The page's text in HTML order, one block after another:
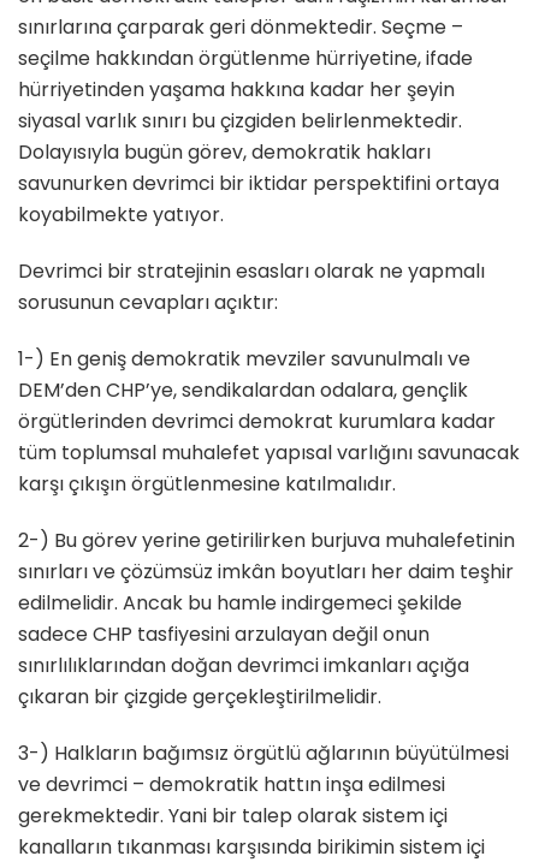
sınırlarına çarparak geri dönmektedir. Seçme –
seçilme hakkından örgütlenme hürriyetine, ifade
hürriyetinden yaşama hakkına kadar her şeyin
siyasal varlık sınırı bu çizgiden belirlenmektedir.
Dolayısıyla bugün görev, demokratik hakları
savunurken devrimci bir iktidar perspektifini ortaya
koyabilmekte yatıyor.
Devrimci bir stratejinin esasları olarak ne yapmalı
sorusunun cevapları açıktır:
1-) En geniş demokratik mevziler savunulmalı ve
DEM’den CHP’ye, sendikalardan odalara, gençlik
örgütlerinden devrimci demokrat kurumlara kadar
tüm toplumsal muhalefet yapısal varlığını savunacak
karşı çıkışın örgütlenmesine katılmalıdır.
2-) Bu görev yerine getirilirken burjuva muhalefetinin
sınırları ve çözümsüz imkân boyutları her daim teşhir
edilmelidir. Ancak bu hamle indirgemeci şekilde
sadece CHP tasfiyesini arzulayan değil onun
sınırlılıklarından doğan devrimci imkanları açığa
çıkaran bir çizgide gerçekleştirilmelidir.
3-) Halkların bağımsız örgütlü ağlarının büyütülmesi
ve devrimci – demokratik hattın inşa edilmesi
gerekmektedir. Yani bir talep olarak sistem içi
kanalların tıkanması karşısında birikimin sistem içi